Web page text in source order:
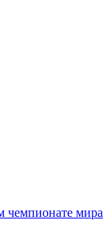
чемпионате мира